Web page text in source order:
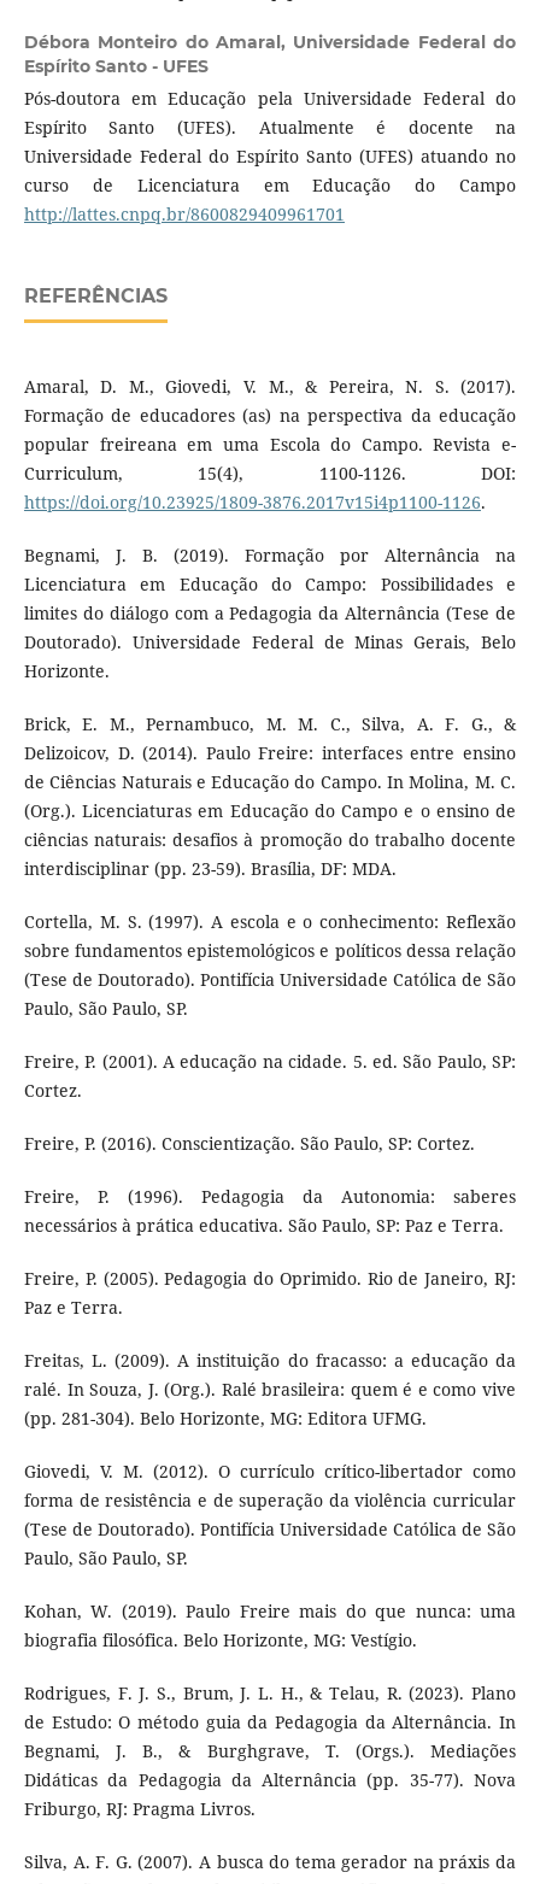
Débora Monteiro do Amaral, Universidade Federal do
Espírito Santo - UFES
Pós-doutora em Educação pela Universidade Federal do
Espírito Santo (UFES). Atualmente é docente na
Universidade Federal do Espírito Santo (UFES) atuando no
curso de Licenciatura em Educação do Campo
http://lattes.cnpq.br/8600829409961701
REFERÊNCIAS
Amaral, D. M., Giovedi, V. M., & Pereira, N. S. (2017).
Formação de educadores (as) na perspectiva da educação
popular freireana em uma Escola do Campo. Revista e-
Curriculum, 15(4), 1100-1126. DOI:
https://doi.org/10.23925/1809-3876.2017v15i4p1100-1126.
Begnami, J. B. (2019). Formação por Alternância na
Licenciatura em Educação do Campo: Possibilidades e
limites do diálogo com a Pedagogia da Alternância (Tese de
Doutorado). Universidade Federal de Minas Gerais, Belo
Horizonte.
Brick, E. M., Pernambuco, M. M. C., Silva, A. F. G., &
Delizoicov, D. (2014). Paulo Freire: interfaces entre ensino
de Ciências Naturais e Educação do Campo. In Molina, M. C.
(Org.). Licenciaturas em Educação do Campo e o ensino de
ciências naturais: desafios à promoção do trabalho docente
interdisciplinar (pp. 23-59). Brasília, DF: MDA.
Cortella, M. S. (1997). A escola e o conhecimento: Reflexão
sobre fundamentos epistemológicos e políticos dessa relação
(Tese de Doutorado). Pontifícia Universidade Católica de São
Paulo, São Paulo, SP.
Freire, P. (2001). A educação na cidade. 5. ed. São Paulo, SP:
Cortez.
Freire, P. (2016). Conscientização. São Paulo, SP: Cortez.
Freire, P. (1996). Pedagogia da Autonomia: saberes
necessários à prática educativa. São Paulo, SP: Paz e Terra.
Freire, P. (2005). Pedagogia do Oprimido. Rio de Janeiro, RJ:
Paz e Terra.
Freitas, L. (2009). A instituição do fracasso: a educação da
ralé. In Souza, J. (Org.). Ralé brasileira: quem é e como vive
(pp. 281-304). Belo Horizonte, MG: Editora UFMG.
Giovedi, V. M. (2012). O currículo crítico-libertador como
forma de resistência e de superação da violência curricular
(Tese de Doutorado). Pontifícia Universidade Católica de São
Paulo, São Paulo, SP.
Kohan, W. (2019). Paulo Freire mais do que nunca: uma
biografia filosófica. Belo Horizonte, MG: Vestígio.
Rodrigues, F. J. S., Brum, J. L. H., & Telau, R. (2023). Plano
de Estudo: O método guia da Pedagogia da Alternância. In
Begnami, J. B., & Burghgrave, T. (Orgs.). Mediações
Didáticas da Pedagogia da Alternância (pp. 35-77). Nova
Friburgo, RJ: Pragma Livros.
Silva, A. F. G. (2007). A busca do tema gerador na práxis da